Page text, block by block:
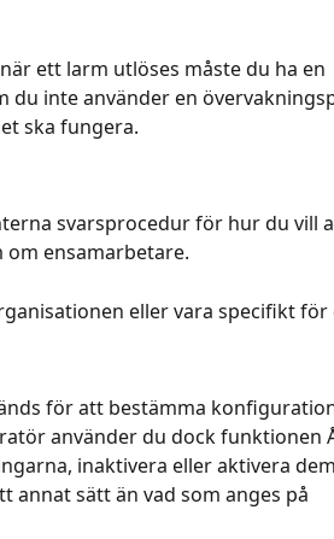
ett larm utlöses måste du ha en
du inte använder en
ska fungera.
svarsprocedur för hur du vill
om ensamarbetare.
eller vara specifikt
för att bestämma
använder du dock funktionen
inaktivera eller aktivera
annat sätt än vad som anges på